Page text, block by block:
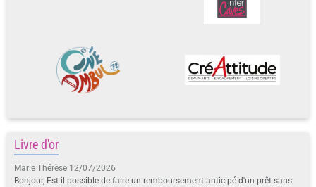
Livre d'or
Marie Thérèse 12/07/2026
Bonjour, Est il possible de faire un remboursement anticipé d'un prêt sans